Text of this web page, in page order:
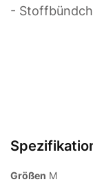
-
Größen M